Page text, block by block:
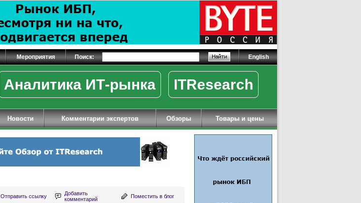
Мероприятия Поиск: English
Аналитика ИТ-рынка ITResearch
Новости Комментарии экспертов Обзоры Товары и цены
Отправить ссылку
Добавить
комментарий
Поместить в блог